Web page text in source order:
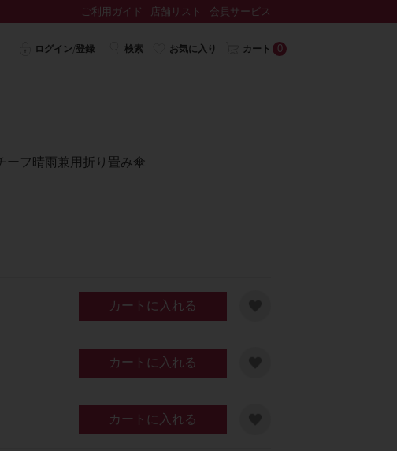
ご利用ガイド 店舗リスト 会員サービス
ログイン/登録 検索 お気に入り カート 0
ーフ晴雨兼用折り畳み傘
カートに入れる
カートに入れる
カートに入れる